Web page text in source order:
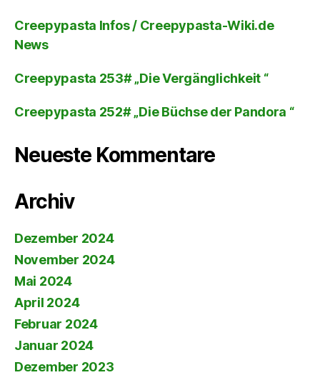
Creepypasta Infos / Creepypasta-Wiki.de
News
Creepypasta 253# „Die Vergänglichkeit “
Creepypasta 252# „Die Büchse der Pandora “
Neueste Kommentare
Archiv
Dezember 2024
November 2024
Mai 2024
April 2024
Februar 2024
Januar 2024
Dezember 2023